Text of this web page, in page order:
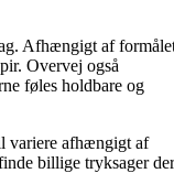
Afhængigt af
Overvej også
føles holdbare og
variere afhængigt af
billige tryksager der